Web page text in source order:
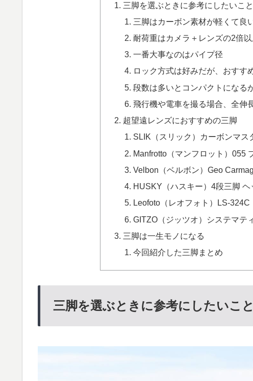
三脚を選ぶときに参考にしたいこと
三脚はカーボン素材が軽くて良
耐荷重はカメラ＋レンズの2倍
一番大事なのはパイプ径
ロック方式は好みだが、おすす
段数は多いとコンパクトになる
飛行機や電車を撮る場合、全伸
超望遠レンズにおすすめの三脚
SLIK（スリック）カーボンマス
Manfrotto（マンフロット）055
Velbon（ベルボン）Geo
HUSKY（ハスキー）4段三脚
Leofoto（レオフォト）LS-324C
GITZO（ジッツオ）システマテ
三脚は一生モノになる
今回紹介した三脚まとめ
三脚を選ぶときに参考にしたいこと